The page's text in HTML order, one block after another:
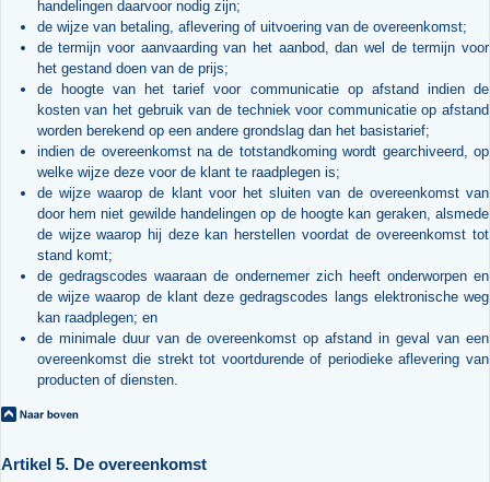
handelingen daarvoor nodig zijn;
de wijze van betaling, aflevering of uitvoering van de overeenkomst;
de termijn voor aanvaarding van het aanbod, dan wel de termijn voor
het gestand doen van de prijs;
de hoogte van het tarief voor communicatie op afstand indien de
kosten van het gebruik van de techniek voor communicatie op afstand
worden berekend op een andere grondslag dan het basistarief;
indien de overeenkomst na de totstandkoming wordt gearchiveerd, op
welke wijze deze voor de klant te raadplegen is;
de wijze waarop de klant voor het sluiten van de overeenkomst van
door hem niet gewilde handelingen op de hoogte kan geraken, alsmede
de wijze waarop hij deze kan herstellen voordat de overeenkomst tot
stand komt;
de gedragscodes waaraan de ondernemer zich heeft onderworpen en
de wijze waarop de klant deze gedragscodes langs elektronische weg
kan raadplegen; en
de minimale duur van de overeenkomst op afstand in geval van een
overeenkomst die strekt tot voortdurende of periodieke aflevering van
producten of diensten.
Artikel 5. De overeenkomst